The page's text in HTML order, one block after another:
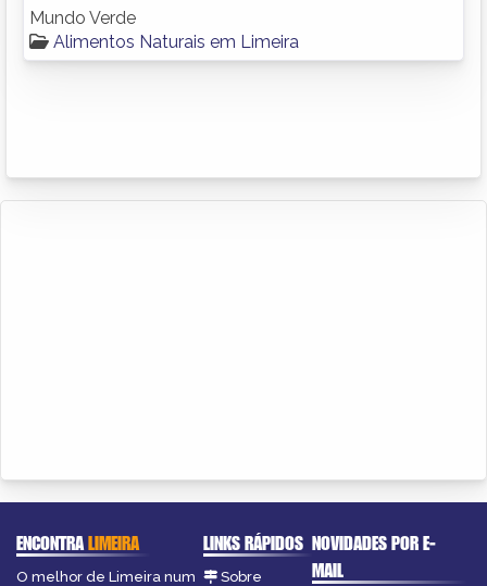
Mundo Verde
Alimentos Naturais em Limeira
ENCONTRALIMEIRA
O melhor de Limeira num
LINKS RÁPIDOS
Sobre
NOVIDADES POR E-
MAIL